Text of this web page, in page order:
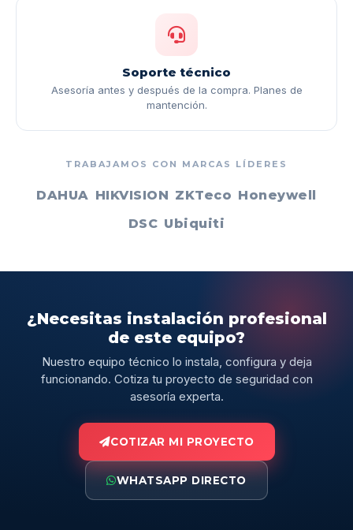
Soporte técnico
Asesoría antes y después de la compra. Planes de
mantención.
TRABAJAMOS CON MARCAS LÍDERES
DAHUA HIKVISION ZKTeco Honeywell
DSC Ubiquiti
¿Necesitas instalación profesional
de este equipo?
Nuestro equipo técnico lo instala, configura y deja
funcionando. Cotiza tu proyecto de seguridad con
asesoría experta.
COTIZAR MI PROYECTO
WHATSAPP DIRECTO